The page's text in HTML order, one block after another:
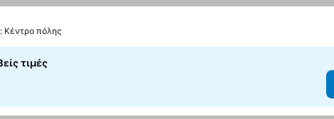
Κέντρο πόλης
τιμές